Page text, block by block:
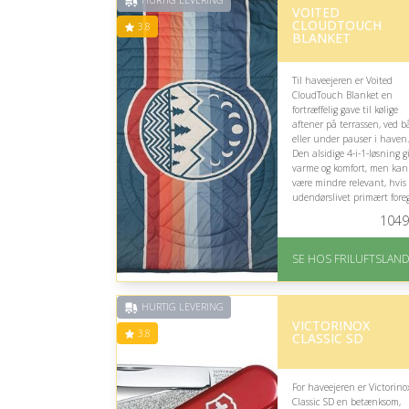
3.8
VOITED
CLOUDTOUCH
BLANKET
Til haveejeren er Voited
CloudTouch Blanket en
fortræffelig gave til kølige
aftener på terrassen, ved
eller under pauser i haven.
Den alsidige 4-i-1-løsning
varme og komfort, men kan
være mindre relevant, hvis
udendørslivet primært
På lager
Levering: 1-2 hverdage
1049
SE HOS FRILUFTSLAND
HURTIG LEVERING
3.8 VICTORINOX
CLASSIC SD
For haveejeren er
Classic SD en betænksom,